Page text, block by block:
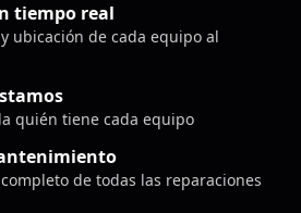
tiempo real
ubicación de cada equipo al
quién tiene cada equipo
de todas las reparaciones